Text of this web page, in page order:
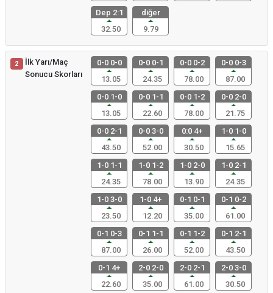
Dep 2:1
32.50
diğer
9.79
2
İlk Yarı/Maç
Sonucu Skorları
0-0 0-0
13.05
0-0 0-1
24.35
0-0 0-2
78.00
0-0 0-3
87.00
0-0 1-0
13.05
0-0 1-1
22.60
0-0 1-2
78.00
0-0 2-0
21.75
0-0 2-1
43.50
0-0 3-0
52.00
0:0 4+
30.50
1-0 1-0
15.65
1-0 1-1
24.35
1-0 1-2
78.00
1-0 2-0
13.90
1-0 2-1
24.35
1-0 3-0
23.50
1-0 4+
12.20
0-1 0-1
35.00
0-1 0-2
61.00
0-1 0-3
87.00
0-1 1-1
26.00
0-1 1-2
52.00
0-1 2-1
43.50
0-1 4+
22.60
2-0 2-0
35.00
2-0 2-1
61.00
2-0 3-0
30.50